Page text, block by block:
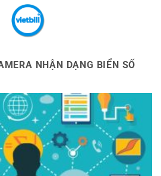
NHẬN DẠNG BIỂN SỐ